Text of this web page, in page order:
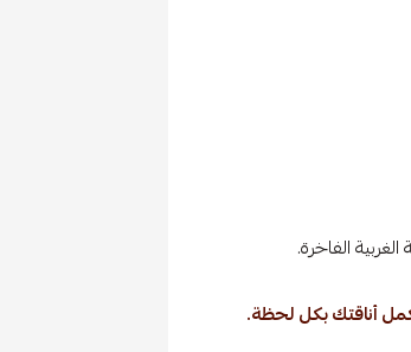
الفاخرة.
أناقتك بكل لحظة.